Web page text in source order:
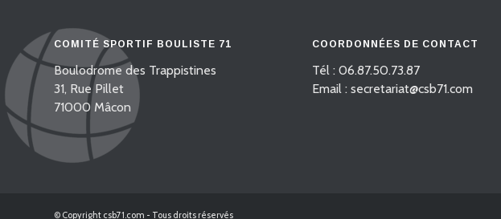
COMITÉ SPORTIF BOULISTE 71
Boulodrome des Trappistines
31, Rue Pillet
71000 Mâcon
COORDONNÉES DE CONTACT
Tél : 06.87.50.73.87
Email : secretariat@csb71.com
© Copyright csb71.com - Tous droits réservés